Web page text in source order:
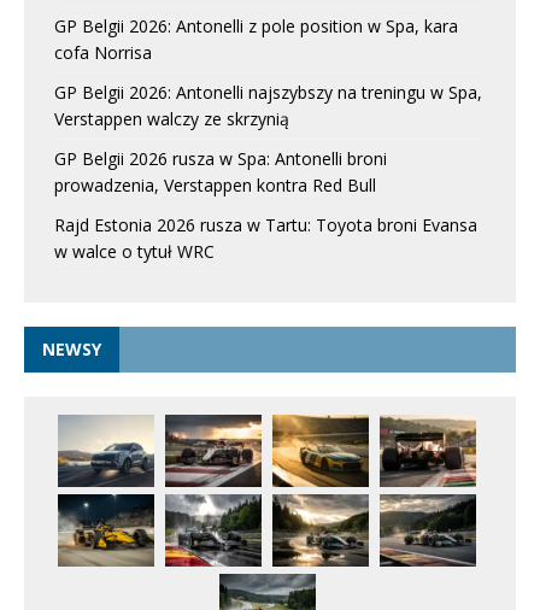
GP Belgii 2026: Antonelli z pole position w Spa, kara
cofa Norrisa
GP Belgii 2026: Antonelli najszybszy na treningu w Spa,
Verstappen walczy ze skrzynią
GP Belgii 2026 rusza w Spa: Antonelli broni
prowadzenia, Verstappen kontra Red Bull
Rajd Estonia 2026 rusza w Tartu: Toyota broni Evansa
w walce o tytuł WRC
NEWSY